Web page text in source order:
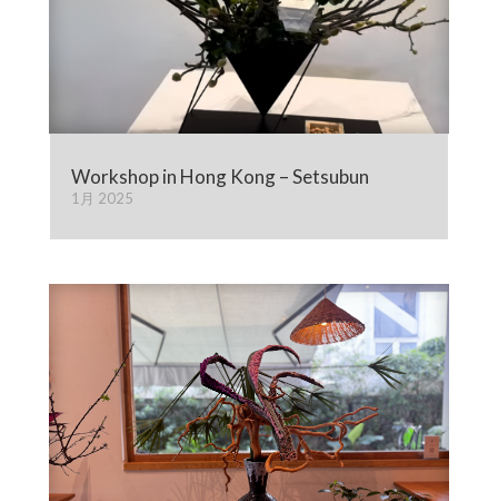
Workshop in Hong Kong – Setsubun
1月 2025